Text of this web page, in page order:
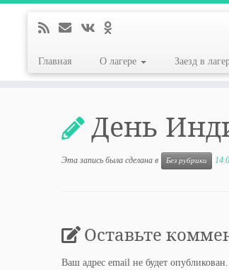
Главная О лагере Заезд в
День
Эта запись была сделана в Без рубрики
Оставьте
Ваш адрес email не будет опубликован.